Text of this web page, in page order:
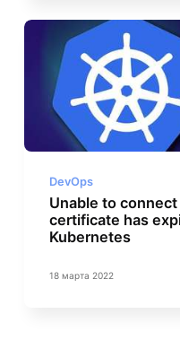
DevOps
Unable to
certificate has
Kubernetes
18 марта 2022